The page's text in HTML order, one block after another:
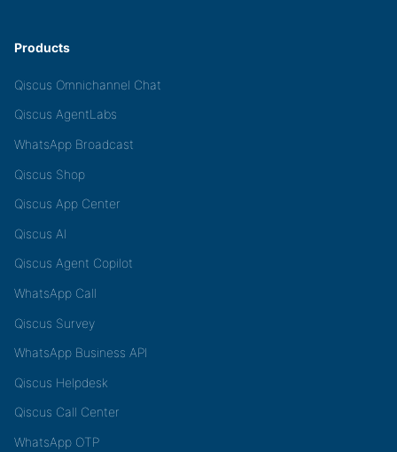
Products
Qiscus Omnichannel Chat
Qiscus AgentLabs
WhatsApp Broadcast
Qiscus Shop
Qiscus App Center
Qiscus AI
Qiscus Agent Copilot
WhatsApp Call
Qiscus Survey
WhatsApp Business API
Qiscus Helpdesk
Qiscus Call Center
WhatsApp OTP